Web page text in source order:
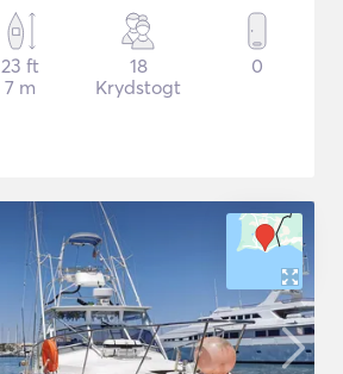
23 ft
7 m
18
Krydstogt
0